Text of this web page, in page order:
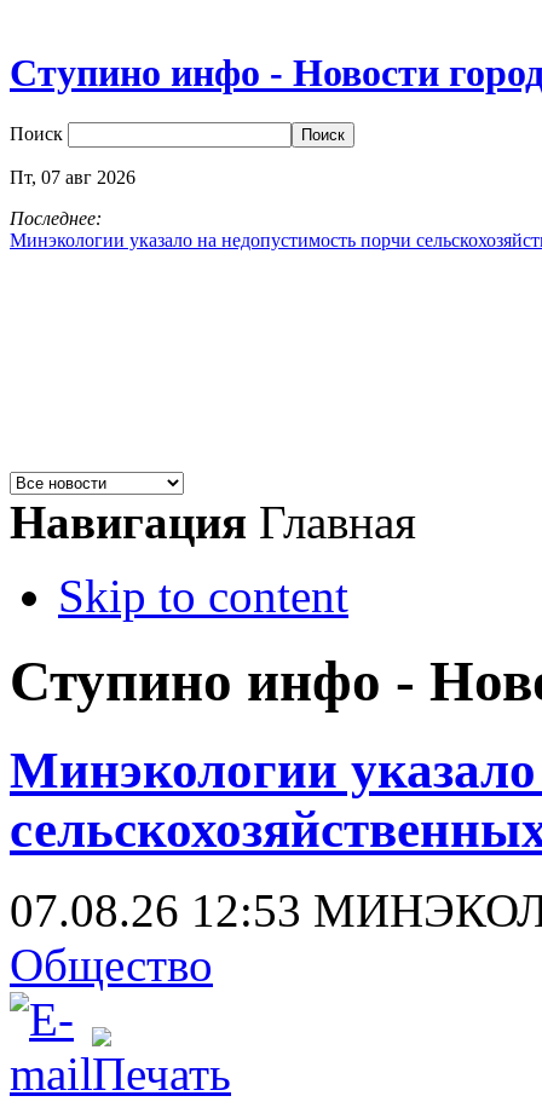
Ступино инфо - Новости
Поиск
Пт, 07 авг 2026
Последнее:
Минэкологии указало на недопустимость порчи
Навигация Главная
Skip to content
Ступино инфо -
Минэкологии
07.08.26 12:53
Общество